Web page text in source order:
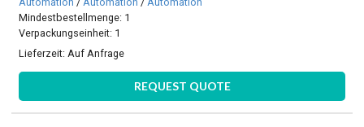
Mindestbestellmenge: 1
Verpackungseinheit: 1
Lieferzeit:Auf Anfrage
REQUEST QUOTE